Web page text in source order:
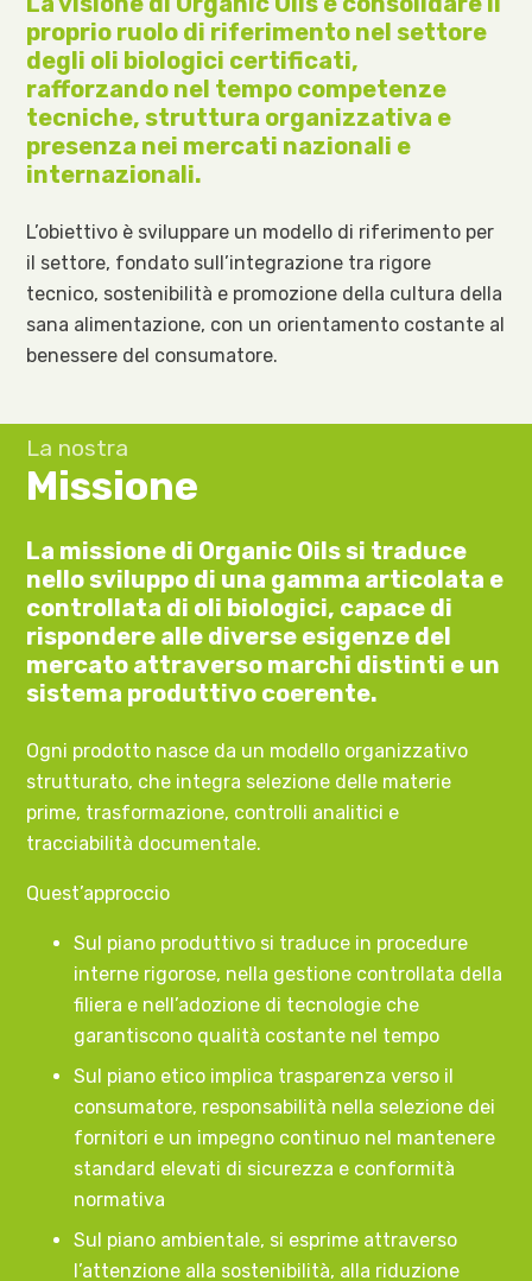
proprio ruolo di riferimento nel settore
degli oli biologici certificati,
rafforzando nel tempo competenze
tecniche, struttura organizzativa e
presenza nei mercati nazionali e
internazionali.
L’obiettivo è sviluppare un modello di riferimento per
il settore, fondato sull’integrazione tra rigore
tecnico, sostenibilità e promozione della cultura della
sana alimentazione, con un orientamento costante al
benessere del consumatore.
La nostra
Missione
La missione di Organic Oils si traduce
nello sviluppo di una gamma articolata e
controllata di oli biologici, capace di
rispondere alle diverse esigenze del
mercato attraverso marchi distinti e un
sistema produttivo coerente.
Ogni prodotto nasce da un modello organizzativo
strutturato, che integra selezione delle materie
prime, trasformazione, controlli analitici e
tracciabilità documentale.
Quest’approccio
Sul piano produttivo si traduce in procedure
interne rigorose, nella gestione controllata della
filiera e nell’adozione di tecnologie che
garantiscono qualità costante nel tempo
Sul piano etico implica trasparenza verso il
consumatore, responsabilità nella selezione dei
fornitori e un impegno continuo nel mantenere
standard elevati di sicurezza e conformità
normativa
Sul piano ambientale, si esprime attraverso
l’attenzione alla sostenibilità, alla riduzione